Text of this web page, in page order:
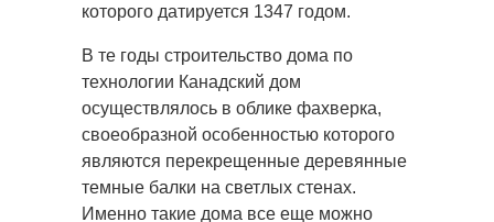
которого датируется 1347 годом.
В те годы строительство дома по
технологии Канадский дом
осуществлялось в облике фахверка,
своеобразной особенностью которого
являются перекрещенные деревянные
темные балки на светлых стенах.
Именно такие дома все еще можно